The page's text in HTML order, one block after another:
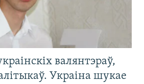
валянтэраў,
Украіна шукае